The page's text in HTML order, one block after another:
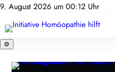
9. August 2026 um 00:12 Uhr
Mitgliederbereich
Homöopathie-News
Service
⚙️